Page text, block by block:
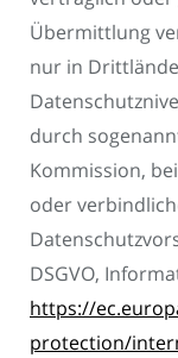
Übermittlung
nur in
durch
Kommission,
oder
DSGVO,
https://
protection/